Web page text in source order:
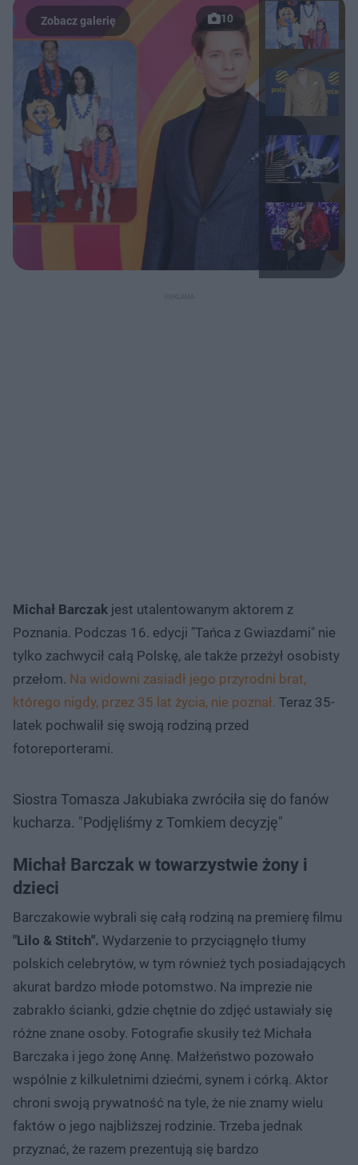
10
Michał Barczak jest utalentowanym aktorem z
Poznania. Podczas 16. edycji "Tańca z Gwiazdami" nie
tylko zachwycił całą Polskę, ale także przeżył osobisty
przełom. Na widowni zasiadł jego przyrodni brat,
którego nigdy, przez 35 lat życia, nie poznał. Teraz 35-
latek pochwalił się swoją rodziną przed
fotoreporterami.
Siostra Tomasza Jakubiaka zwróciła się do fanów
kucharza. "Podjęliśmy z Tomkiem decyzję"
Michał Barczak w towarzystwie żony i
dzieci
Barczakowie wybrali się całą rodziną na premierę filmu
"Lilo & Stitch". Wydarzenie to przyciągnęło tłumy
polskich celebrytów, w tym również tych posiadających
akurat bardzo młode potomstwo. Na imprezie nie
zabrakło ścianki, gdzie chętnie do zdjęć ustawiały się
różne znane osoby. Fotografie skusiły też Michała
Barczaka i jego żonę Annę. Małżeństwo pozowało
wspólnie z kilkuletnimi dziećmi, synem i córką. Aktor
chroni swoją prywatność na tyle, że nie znamy wielu
faktów o jego najbliższej rodzinie. Trzeba jednak
przyznać, że razem prezentują się bardzo